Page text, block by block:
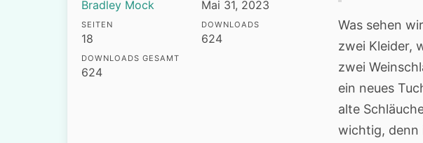
Bradley Mock Mai 31, 2023
SEITEN
18
DOWNLOADS
624
DOWNLOADS GESAMT
624
Was sehen
zwei Kleider,
zwei
ein neues
alte
wichtig, denn